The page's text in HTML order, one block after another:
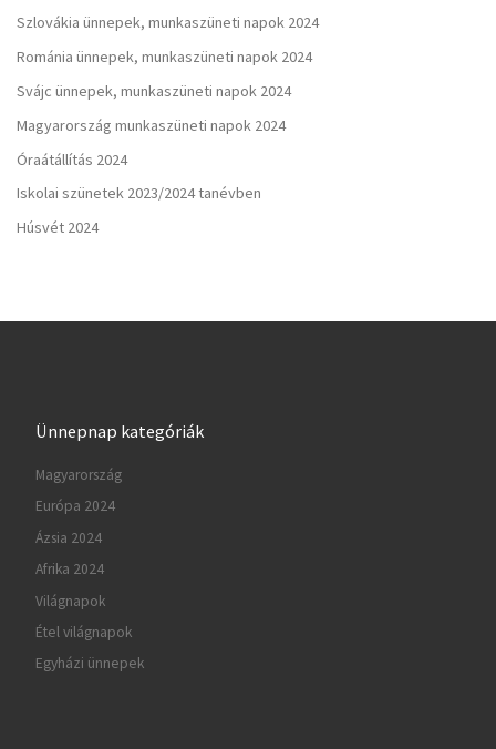
Szlovákia ünnepek, munkaszüneti napok 2024
Románia ünnepek, munkaszüneti napok 2024
Svájc ünnepek, munkaszüneti napok 2024
Magyarország munkaszüneti napok 2024
Óraátállítás 2024
Iskolai szünetek 2023/2024 tanévben
Húsvét 2024
Ünnepnap kategóriák
Magyarország
Európa 2024
Ázsia 2024
Afrika 2024
Világnapok
Étel világnapok
Egyházi ünnepek